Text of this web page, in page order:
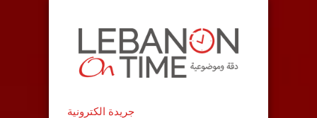
جريدة الكترونية